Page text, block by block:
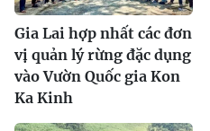
Gia Lai hợp nhất các đơn
vị quản lý rừng đặc dụng
vào Vườn Quốc gia Kon
Ka Kinh